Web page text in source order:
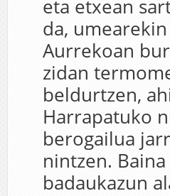
eta etxean
da,
Aurrekoan
zidan
beldurtzen,
Harrapatuko
berogailua
nintzen.
badaukazun